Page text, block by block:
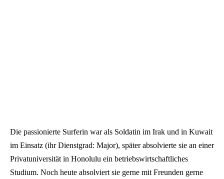
Die passionierte Surferin war als Soldatin im Irak und in Kuwait
im Einsatz (ihr Dienstgrad: Major), später absolvierte sie an einer
Privatuniversität in Honolulu ein betriebswirtschaftliches
Studium. Noch heute absolviert sie gerne mit Freunden gerne